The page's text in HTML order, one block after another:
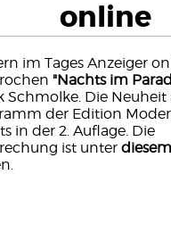
online
im Tages Anzeiger
"Nachts im
Schmolke. Die Neuheit
der Edition
in der 2. Auflage. Die
ist unter